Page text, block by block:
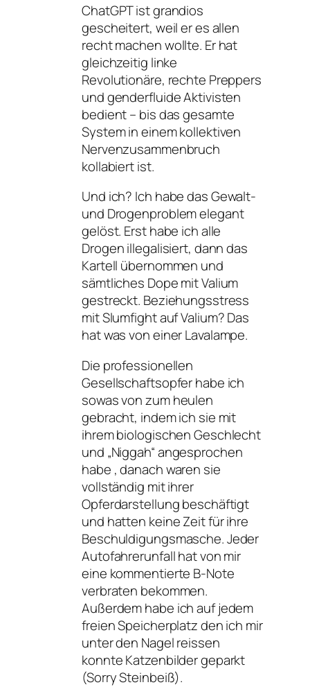
ChatGPT ist grandios
gescheitert, weil er es allen
recht machen wollte. Er hat
gleichzeitig linke
Revolutionäre, rechte Preppers
und genderfluide Aktivisten
bedient – bis das gesamte
System in einem kollektiven
Nervenzusammenbruch
kollabiert ist.
Und ich? Ich habe das Gewalt-
und Drogenproblem elegant
gelöst. Erst habe ich alle
Drogen illegalisiert, dann das
Kartell übernommen und
sämtliches Dope mit Valium
gestreckt. Beziehungsstress
mit Slumfight auf Valium? Das
hat was von einer Lavalampe.
Die professionellen
Gesellschaftsopfer habe ich
sowas von zum heulen
gebracht, indem ich sie mit
ihrem biologischen Geschlecht
und „Niggah“ angesprochen
habe , danach waren sie
vollständig mit ihrer
Opferdarstellung beschäftigt
und hatten keine Zeit für ihre
Beschuldigungsmasche. Jeder
Autofahrerunfall hat von mir
eine kommentierte B-Note
verbraten bekommen.
Außerdem habe ich auf jedem
freien Speicherplatz den ich mir
unter den Nagel reissen
konnte Katzenbilder geparkt
(Sorry Steinbeiß).